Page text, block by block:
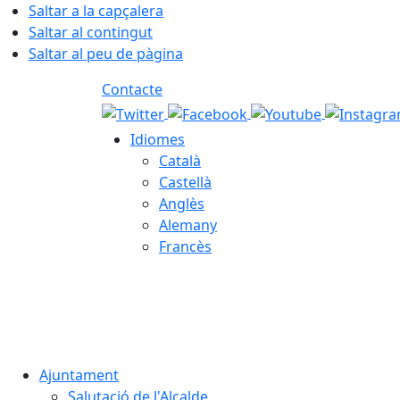
Saltar a la capçalera
Saltar al contingut
Saltar al peu de pàgina
Contacte
Idiomes
Català
Castellà
Anglès
Alemany
Francès
Ajuntament